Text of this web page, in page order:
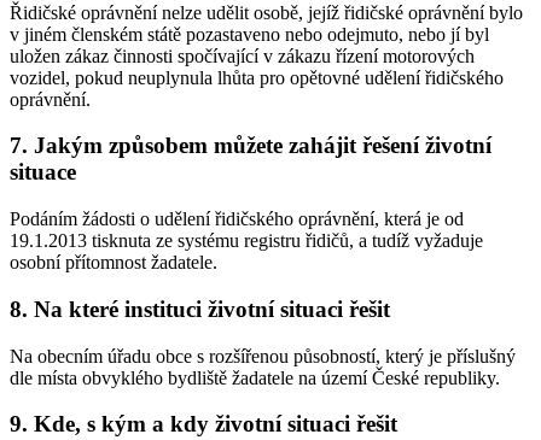
Řidičské oprávnění nelze udělit osobě, jejíž řidičské oprávnění bylo
v jiném členském státě pozastaveno nebo odejmuto, nebo jí byl
uložen zákaz činnosti spočívající v zákazu řízení motorových
vozidel, pokud neuplynula lhůta pro opětovné udělení řidičského
oprávnění.
7. Jakým způsobem můžete zahájit řešení životní
situace
Podáním žádosti o udělení řidičského oprávnění, která je od
19.1.2013 tisknuta ze systému registru řidičů, a tudíž vyžaduje
osobní přítomnost žadatele.
8. Na které instituci životní situaci řešit
Na obecním úřadu obce s rozšířenou působností, který je příslušný
dle místa obvyklého bydliště žadatele na území České republiky.
9. Kde, s kým a kdy životní situaci řešit